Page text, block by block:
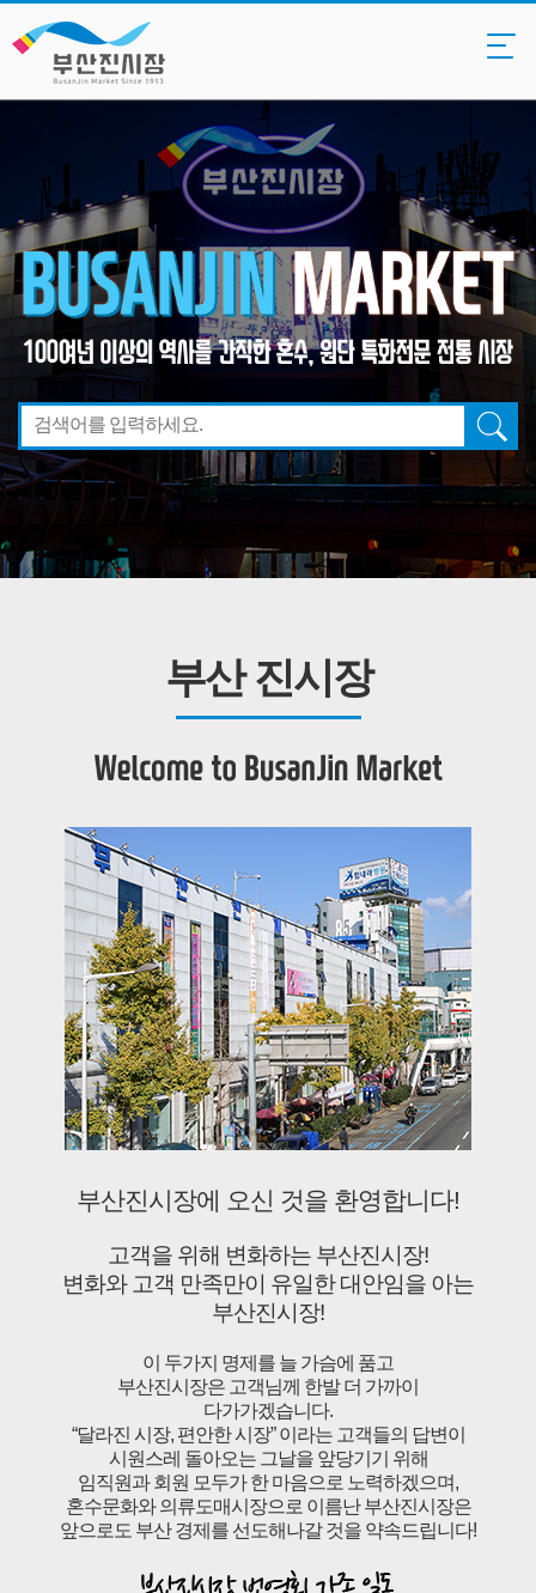
부산 진시장
부산진시장에 오신 것을 환영합니다!
고객을 위해 변화하는 부산진시장!
변화와 고객 만족만이 유일한 대안임을 아는
부산진시장!
이 두가지 명제를 늘 가슴에 품고
부산진시장은 고객님께 한발 더 가까이
다가가겠습니다.
“달라진 시장, 편안한 시장” 이라는 고객들의 답변이
시원스레 돌아오는 그날을 앞당기기 위해
임직원과 회원 모두가 한 마음으로 노력하겠으며,
혼수문화와 의류도매시장으로 이름난 부산진시장은
앞으로도 부산 경제를 선도해나갈 것을 약속드립니다!